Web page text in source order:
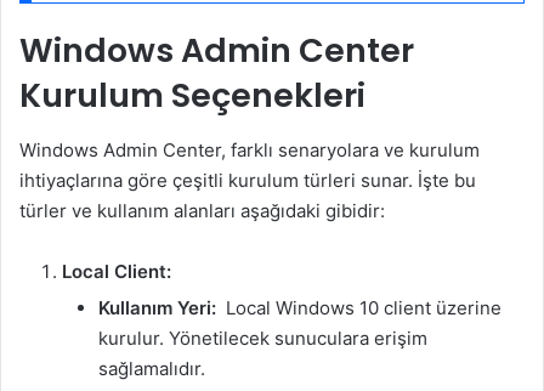
Windows Admin Center
Kurulum Seçenekleri
Windows Admin Center, farklı senaryolara ve kurulum
ihtiyaçlarına göre çeşitli kurulum türleri sunar. İşte bu
türler ve kullanım alanları aşağıdaki gibidir:
Local Client:
Kullanım Yeri: Local Windows 10 client üzerine
kurulur. Yönetilecek sunuculara erişim
sağlamalıdır.